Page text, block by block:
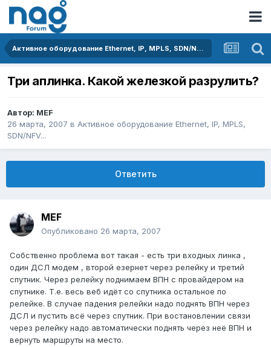
Активное оборудование Ethernet, IP, MPLS, SDN/NFV...
Три аплинка. Какой железкой разрулить?
Автор: MEF
26 марта, 2007 в Активное оборудование Ethernet, IP, MPLS,
SDN/NFV...
Ответить
MEF
Опубликовано 26 марта, 2007
Собственно проблема вот такая - есть три входных линка ,
один ДСЛ модем , второй езернет через релейку и третий
спутник. Через релейку поднимаем ВПН с провайдером на
спутнике. Т.е. весь веб идёт со спутника остальное по
релейке. В случае падения релейки надо поднять ВПН через
ДСЛ и пустить всё через спутник. При востановлении связи
через релейку надо автоматически поднять через неё ВПН и
вернуть маршруты на место.